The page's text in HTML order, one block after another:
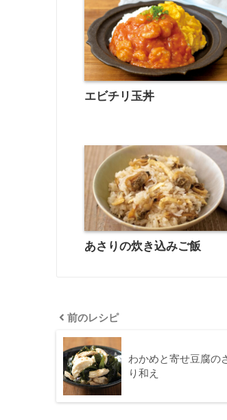
エビチリ玉丼
あさりの炊き込みご飯
前のレシピ
わかめと寄せ豆腐の
り和え